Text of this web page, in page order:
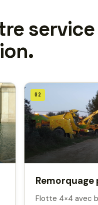
service
02
Flotte 4×4 avec